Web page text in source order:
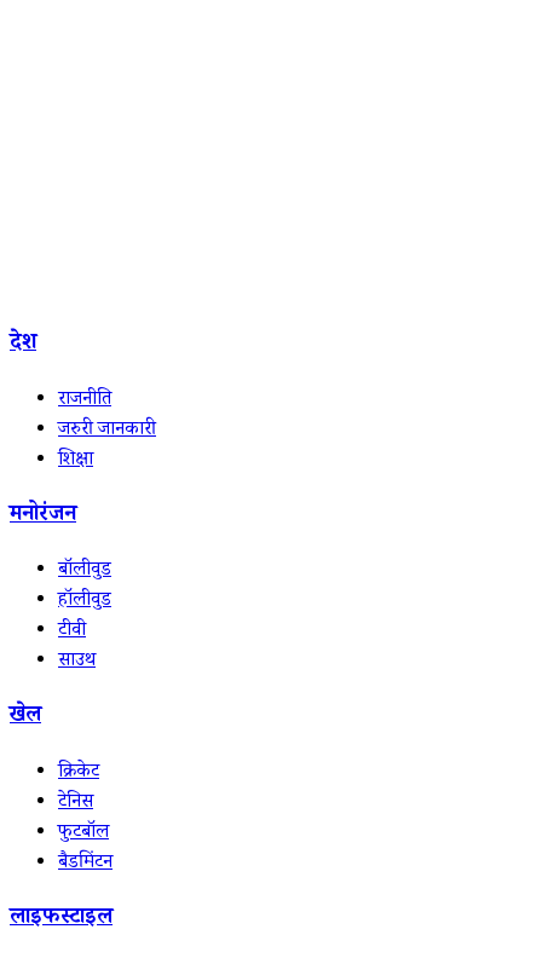
देश
राजनीति
जरुरी जानकारी
शिक्षा
मनोरंजन
बॉलीवुड
हॉलीवुड
टीवी
साउथ
खेल
क्रिकेट
टेनिस
फुटबॉल
बैडमिंटन
लाइफस्टाइल